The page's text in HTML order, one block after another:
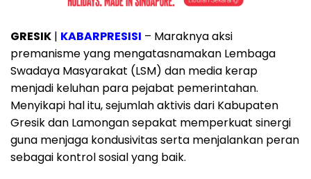
GRESIK | KABARPRESISI – Maraknya aksi
premanisme yang mengatasnamakan Lembaga
Swadaya Masyarakat (LSM) dan media kerap
menjadi keluhan para pejabat pemerintahan.
Menyikapi hal itu, sejumlah aktivis dari Kabupaten
Gresik dan Lamongan sepakat memperkuat sinergi
guna menjaga kondusivitas serta menjalankan peran
sebagai kontrol sosial yang baik.